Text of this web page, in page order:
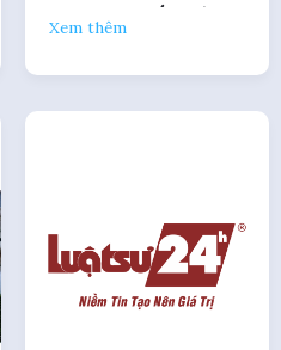
tranh chấp có bị
mang"?
Xem thêm